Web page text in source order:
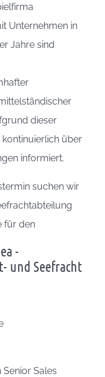
Unternehmen in
Jahre sind
dieser
über
informiert.
suchen wir
für den
-
und Seefracht
Sales